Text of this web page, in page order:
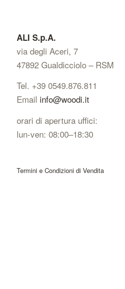
ALI S.p.A.
via degli Aceri, 7
47892 Gualdicciolo – RSM
Tel. +39 0549.876.811
Email info@woodi.it
orari di apertura uffici:
lun-ven: 08:00–18:30
Termini e Condizioni di Vendita